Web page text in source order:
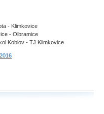
- Klimkovice
- Olbramice
Koblov - TJ Klimkovice